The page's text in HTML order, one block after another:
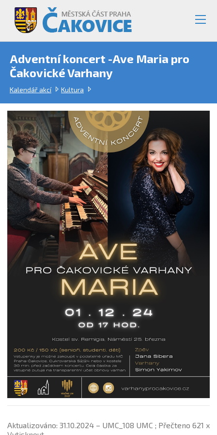
Adventní koncert -Ave Maria pro
Čakovické Varhany
Kalendář akcí Kultura
Aktualizováno: 31.10.2024 – UMC_108 UMC ; Přečteno 621 x